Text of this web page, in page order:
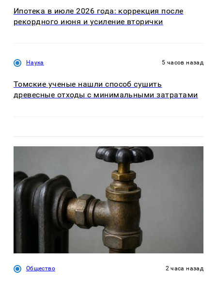
Ипотека в июле 2026 года: коррекция после
рекордного июня и усиление вторички
Наука 5 часов назад
Томские ученые нашли способ сушить
древесные отходы с минимальными затратами
Общество 2 часа назад